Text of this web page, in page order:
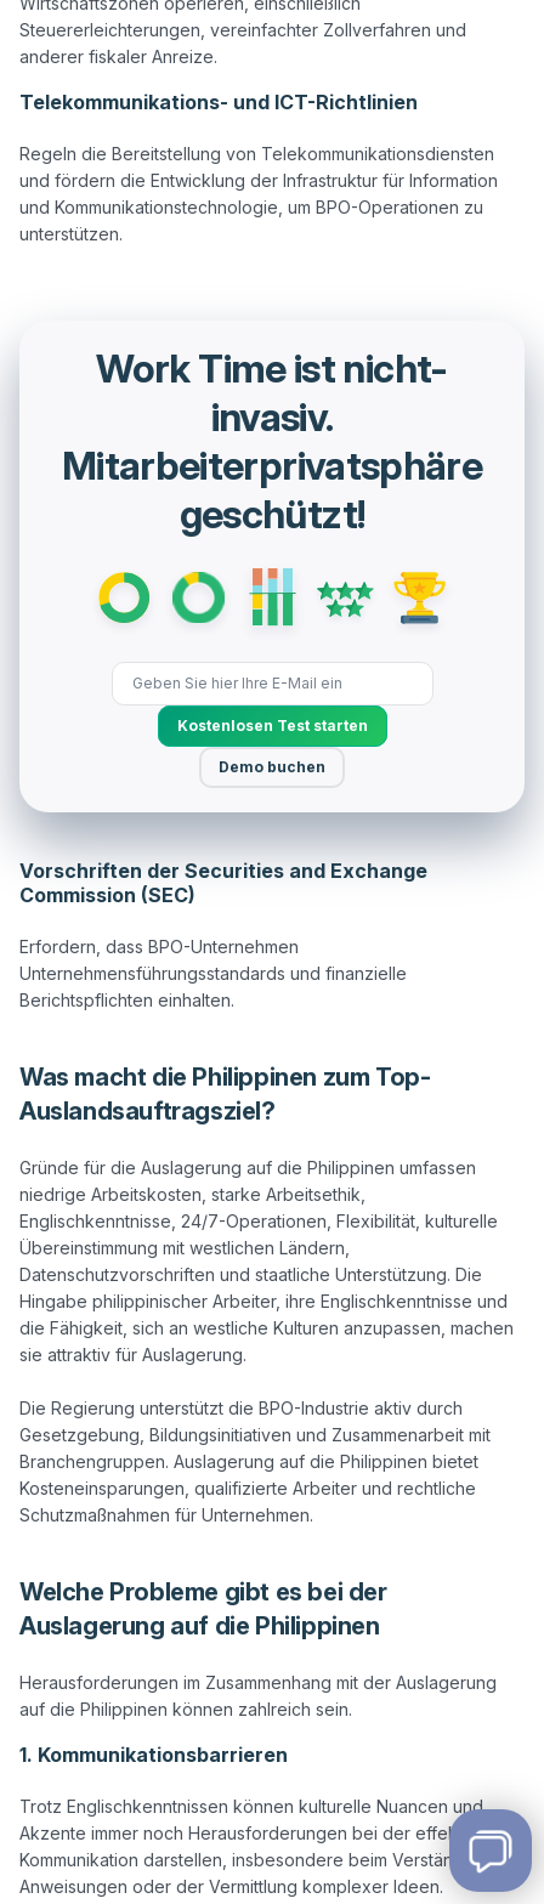
Steuererleichterungen, vereinfachter Zollverfahren und
Telekommunikations- und ICT-Richtlinien
Regeln die Bereitstellung von Telekommunikationsdiensten
und fördern die Entwicklung der Infrastruktur für Information
und Kommunikationstechnologie, um BPO-Operationen zu
Work Time ist nicht-
invasiv.
Mitarbeiterprivatsphäre
geschützt!
Kostenlosen Test starten
Demo buchen
Vorschriften der Securities and Exchange
Commission (SEC)
Erfordern, dass BPO-Unternehmen
Unternehmensführungsstandards und finanzielle
Was macht die Philippinen zum Top-
Auslandsauftragsziel?
Gründe für die Auslagerung auf die Philippinen umfassen
niedrige Arbeitskosten, starke Arbeitsethik,
Englischkenntnisse, 24/7-Operationen, Flexibilität, kulturelle
Übereinstimmung mit westlichen Ländern,
Datenschutzvorschriften und staatliche Unterstützung. Die
Hingabe philippinischer Arbeiter, ihre Englischkenntnisse und
die Fähigkeit, sich an westliche Kulturen anzupassen, machen
sie attraktiv für Auslagerung.
Die Regierung unterstützt die BPO-Industrie aktiv durch
Gesetzgebung, Bildungsinitiativen und Zusammenarbeit mit
Branchengruppen. Auslagerung auf die Philippinen bietet
Kosteneinsparungen, qualifizierte Arbeiter und rechtliche
Welche Probleme gibt es bei der
Auslagerung auf die Philippinen
Herausforderungen im Zusammenhang mit der Auslagerung
1. Kommunikationsbarrieren
Trotz Englischkenntnissen können kulturelle Nuancen und
Akzente immer noch Herausforderungen bei der effektiven
Kommunikation darstellen, insbesondere beim Verständnis von